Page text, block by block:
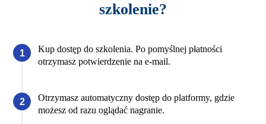
szkolenie?
Kup dostęp do szkolenia. Po pomyślnej płatności
otrzymasz potwierdzenie na e-mail.
Otrzymasz automatyczny dostęp do platformy, gdzie
możesz od razu oglądać nagranie.